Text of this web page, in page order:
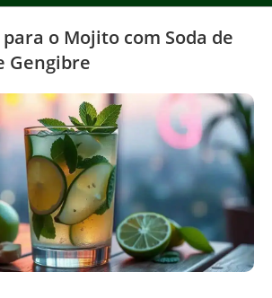
o Mojito com Soda de
Gengibre